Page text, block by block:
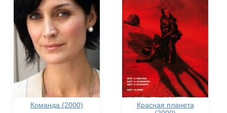
Команда (2000)
Красная планета